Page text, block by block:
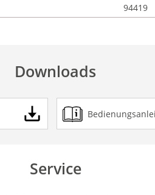
94419
Downloads
Service